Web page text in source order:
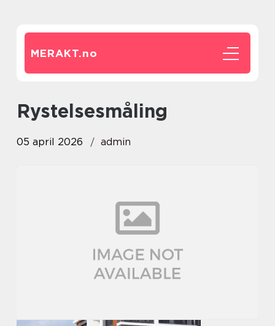
MERAKT.no
Rystelsesmåling
05 april 2026 admin